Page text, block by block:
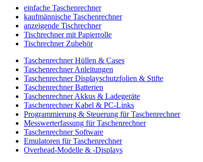
einfache Taschenrechner
kaufmännische Taschenrechner
anzeigende Tischrechner
Tischrechner mit Papierrolle
Tischrechner Zubehör
Taschenrechner Hüllen & Cases
Taschenrechner Anleitungen
Taschenrechner Displayschutzfolien & Stifte
Taschenrechner Batterien
Taschenrechner Akkus & Ladegeräte
Taschenrechner Kabel & PC-Links
Programmierung & Steuerung für Taschenrechner
Messwerterfassung für Taschenrechner
Taschenrechner Software
Emulatoren für Taschenrechner
Overhead-Modelle & -Displays